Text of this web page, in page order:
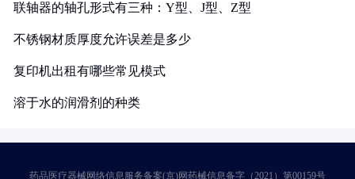
联轴器的轴孔形式有三种：Y型、J型、Z型
不锈钢材质厚度允许误差是多少
复印机出租有哪些常见模式
溶于水的润滑剂的种类
药品医疗器械网络信息服务备案(京)网药械信息备字（2021）第00159号